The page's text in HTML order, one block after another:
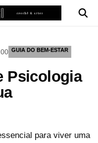
GUIA DO BEM-ESTAR
Psicologia
para viver uma